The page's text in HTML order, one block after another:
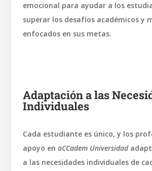
emocional para ayudar a los
superar los desafíos académicos y
enfocados en sus metas.
Adaptación a las
Individuales
Cada estudiante es único, y los
apoyo en aCCadem Universidad
a las necesidades individuales de